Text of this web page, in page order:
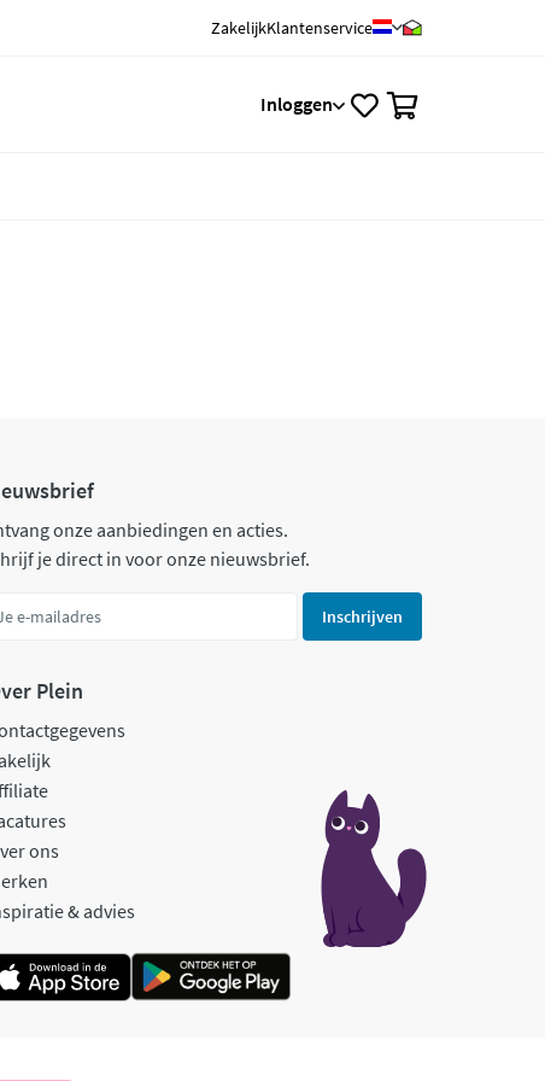
ZakelijkKlantenservice
Inloggen
onze aanbiedingen en acties.
je direct in voor onze nieuwsbrief.
Inschrijven
Plein
ons
& advies